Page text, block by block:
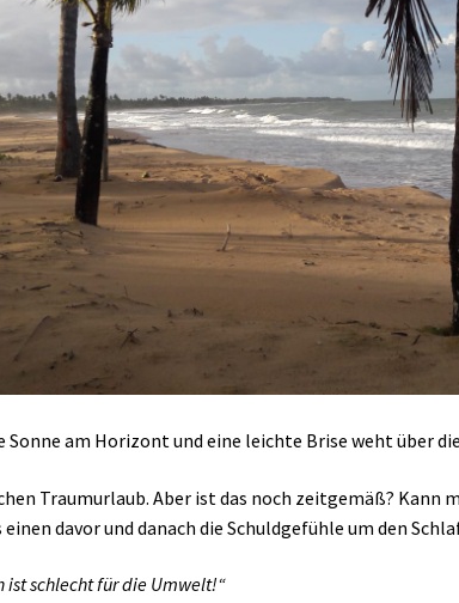
Sonne am Horizont und eine leichte Brise weht über
Traumurlaub. Aber ist das noch zeitgemäß? Kann
davor und danach die Schuldgefühle um den
ist schlecht für die Umwelt!“